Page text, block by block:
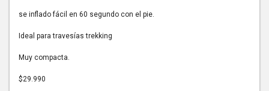
se inflado fácil en 60 segundo con el pie.
Ideal para travesías trekking
Muy compacta.
$29.990